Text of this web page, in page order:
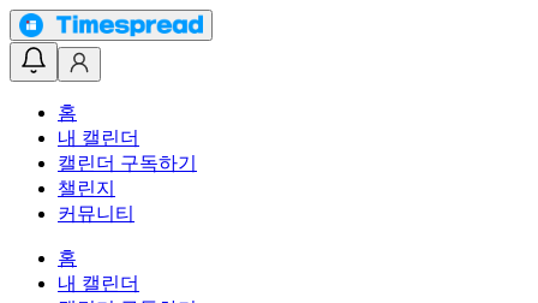
홈
내 캘린더
캘린더 구독하기
챌린지
커뮤니티
홈
내 캘린더